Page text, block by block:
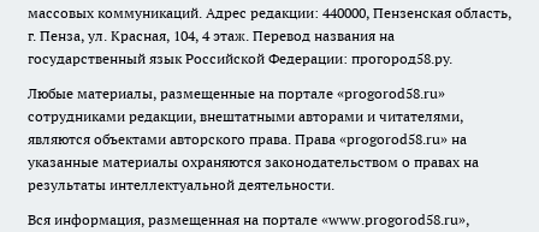
массовых коммуникаций. Адрес редакции: 440000, Пензенская область,
г. Пенза, ул. Красная, 104, 4 этаж. Перевод названия на
государственный язык Российской Федерации: прогород58.ру.
Любые материалы, размещенные на портале «progorod58.ru»
сотрудниками редакции, внештатными авторами и читателями,
являются объектами авторского права. Права «progorod58.ru» на
указанные материалы охраняются законодательством о правах на
результаты интеллектуальной деятельности.
Вся информация, размещенная на портале «www.progorod58.ru»,